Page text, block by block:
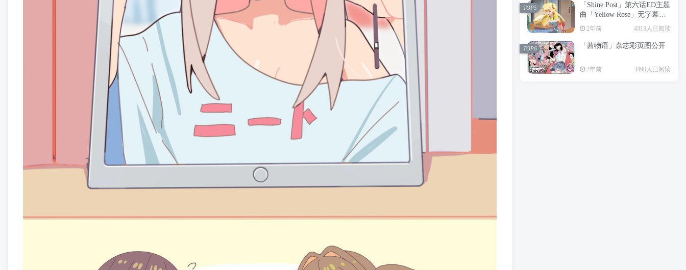
「Shine Post」第六话ED主题
曲「Yellow Rose」无字幕MV
公开
2年前 4313人已阅读
TOP5
「茜物语」杂志彩页图公开
2年前 3490人已阅读
TOP6